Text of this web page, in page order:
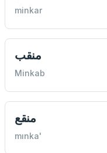
minkar
منقب
Minkab
منقع
mınka'